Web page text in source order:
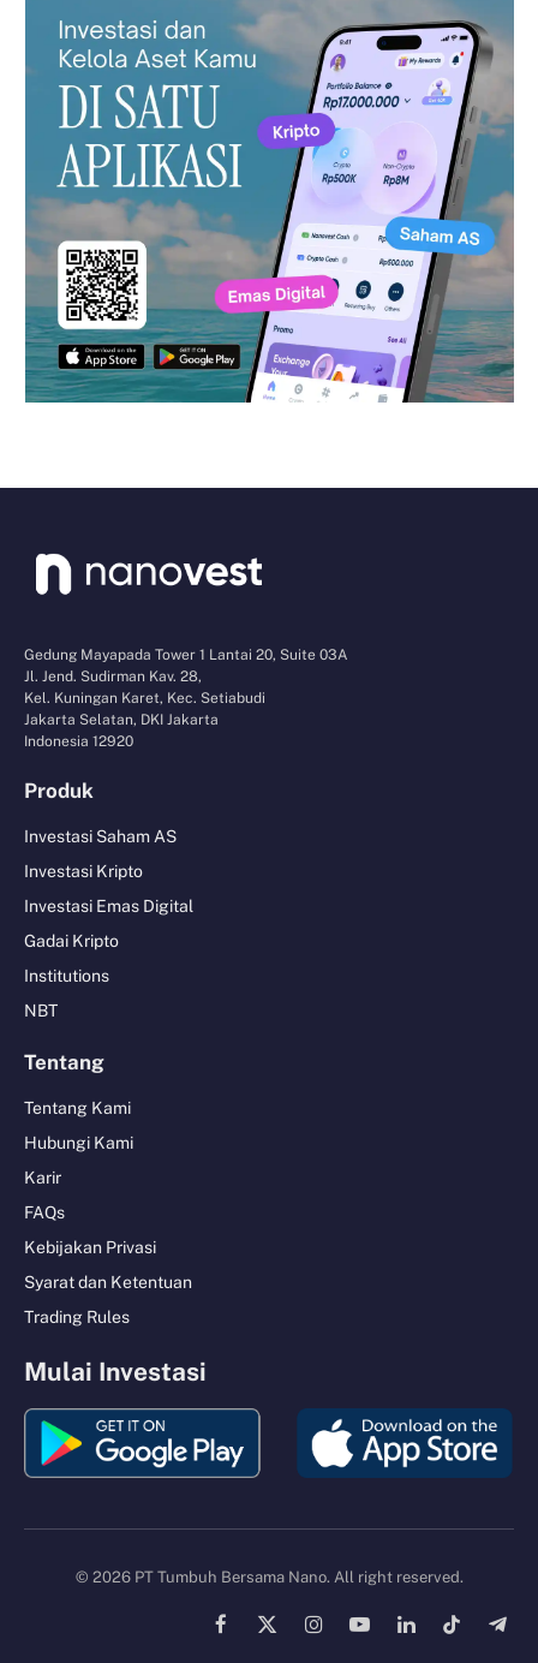
Gedung Mayapada Tower 1 Lantai 20, Suite 03A
Jl. Jend. Sudirman Kav. 28,
Kel. Kuningan Karet, Kec. Setiabudi
Jakarta Selatan, DKI Jakarta
Indonesia 12920
Produk
Investasi Saham AS
Investasi Kripto
Investasi Emas Digital
Gadai Kripto
Institutions
NBT
Tentang
Tentang Kami
Hubungi Kami
Karir
FAQs
Kebijakan Privasi
Syarat dan Ketentuan
Trading Rules
Mulai Investasi
© 2026 PT Tumbuh Bersama Nano. All right reserved.
Facebook
X
InstagramYouTubeLinkedInTikTok